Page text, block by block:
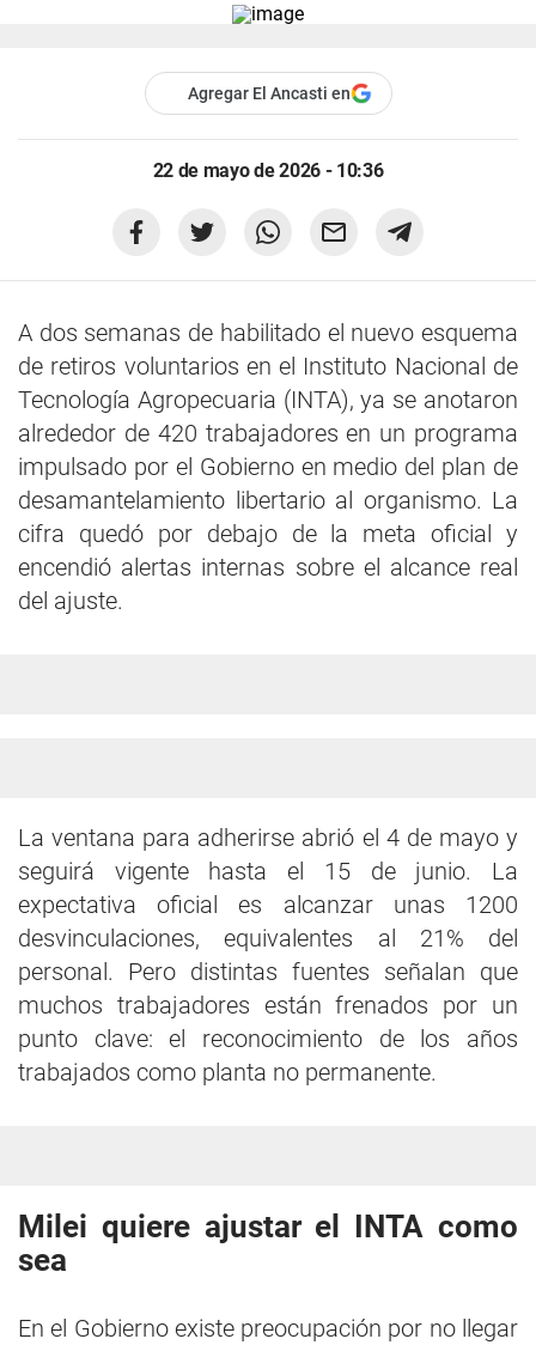
Agregar El Ancasti en
22 de mayo de 2026 - 10:36
A dos semanas de habilitado el nuevo esquema
de retiros voluntarios en el Instituto Nacional de
Tecnología Agropecuaria (INTA), ya se anotaron
alrededor de 420 trabajadores en un programa
impulsado por el Gobierno en medio del plan de
desamantelamiento libertario al organismo. La
cifra quedó por debajo de la meta oficial y
encendió alertas internas sobre el alcance real
del ajuste.
La ventana para adherirse abrió el 4 de mayo y
seguirá vigente hasta el 15 de junio. La
expectativa oficial es alcanzar unas 1200
desvinculaciones, equivalentes al 21% del
personal. Pero distintas fuentes señalan que
muchos trabajadores están frenados por un
punto clave: el reconocimiento de los años
trabajados como planta no permanente.
Milei quiere ajustar el INTA como
sea
En el Gobierno existe preocupación por no llegar